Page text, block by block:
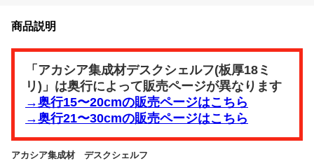
商品説明
「アカシア集成材デスクシェルフ(板厚18ミ
リ)」は奥行によって販売ページが異なります
→奥行15〜20cmの販売ページはこちら
→奥行21〜30cmの販売ページはこちら
アカシア集成材 デスクシェルフ